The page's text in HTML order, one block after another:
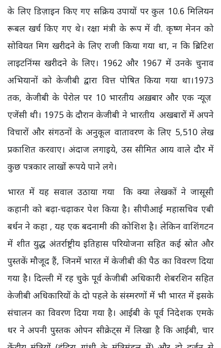
के लिए डिज़ाइन किए गए सक्रिय उपायों पर कुल 10.6 मिलियन
रूबल खर्च किए गए थे। रक्षा मंत्री के रूप में वी. कृष्ण मेनन को
सोवियत मिग खरीदने के लिए राजी किया गया था, न कि ब्रिटिश
लाइटनिंग्स खरीदने के लिए। 1962 और 1967 में उनके चुनाव
अभियानों को केजीबी द्वारा वित्त पोषित किया गया था।1973
तक, केजीबी के पेरोल पर 10 भारतीय अख़बार और एक न्यूज़
एजेंसी थी। 1975 के दौरान केजीबी ने भारतीय अखबारों में अपने
विचारों और संगठनों के अनुकूल वातावरण के लिए 5,510 लेख
प्रकाशित करवाए। अंदाज लगाइये, उस सीमित आय वाले दौर में
कुछ पत्रकार लाखों रूपये पाने लगे।
भारत में यह सवाल उठाया गया कि क्या लेखकों ने जासूसी
कहानी को बढ़ा-चढ़ाकर पेश किया है। सीपीआई महासचिव एबी
बर्धन ने कहा , यह एक बदनामी की कोशिश है। लेकिन वाशिंगटन
में शीत युद्ध अंतर्राष्ट्रीय इतिहास परियोजना सहित कई स्रोत और
पुस्तकें मौजूद हैं, जिनमें भारत में केजीबी की पैठ का विवरण दिया
गया है। दिल्ली में रह चुके पूर्व केजीबी अधिकारी शेबरशिन सहित
केजीबी अधिकारियों के दो पहले के संस्मरणों में भी भारत में इसके
संचालन का विवरण दिया गया है। आईबी के पूर्व निदेशक एमके
धर ने अपनी पुस्तक ओपन सीक्रेट्स में लिखा है कि आईबी, चार